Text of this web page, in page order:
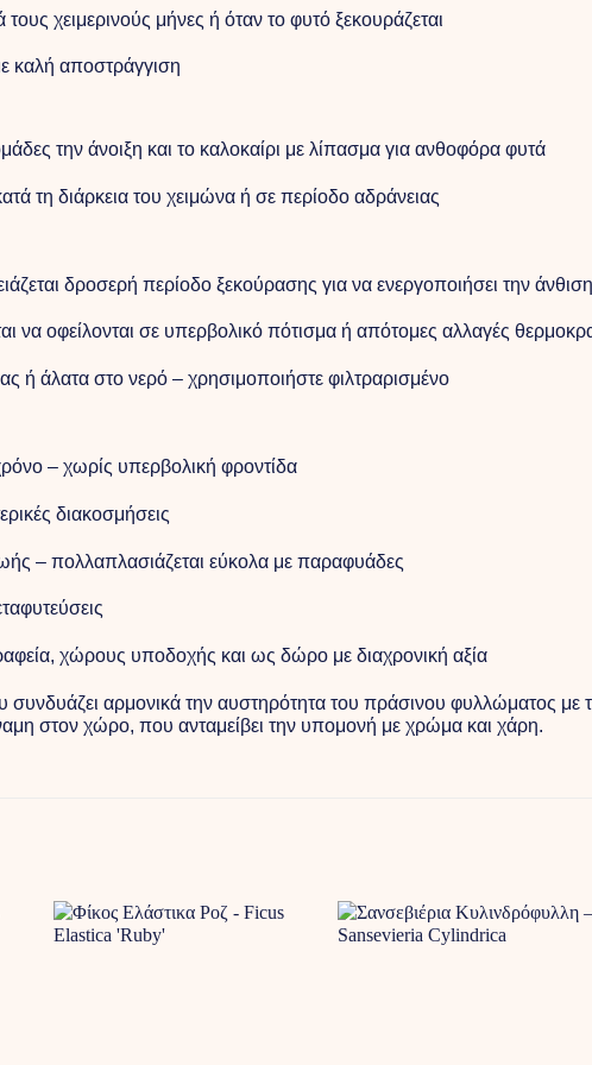
χειμερινούς μήνες ή όταν το φυτό ξεκουράζεται
καλή αποστράγγιση
την άνοιξη και το καλοκαίρι με λίπασμα για ανθοφόρα φυτά
τη διάρκεια του χειμώνα ή σε περίοδο αδράνειας
δροσερή περίοδο ξεκούρασης για να ενεργοποιήσει την άνθιση
να οφείλονται σε υπερβολικό πότισμα ή απότομες αλλαγές
ή άλατα στο νερό – χρησιμοποιήστε φιλτραρισμένο
– χωρίς υπερβολική φροντίδα
διακοσμήσεις
– πολλαπλασιάζεται εύκολα με παραφυάδες
χώρους υποδοχής και ως δώρο με διαχρονική αξία
συνδυάζει αρμονικά την αυστηρότητα του πράσινου φυλλώματος με
στον χώρο, που ανταμείβει την υπομονή με χρώμα και χάρη.